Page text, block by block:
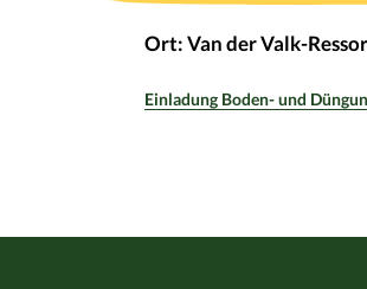
Ort: Van der Valk-
Einladung Boden- und